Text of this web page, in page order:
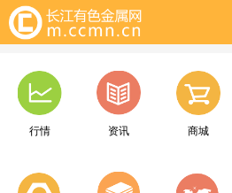
行情 资讯 商城